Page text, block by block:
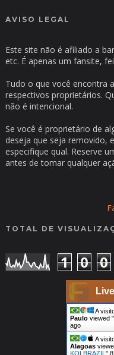
AVISO LEGAL
Este site não é afiliado a
etc. É apenas um fansite,
Tudo o que você encontra
respectivos proprietários.
não é intencional.
Se você é proprietário de
deseja que seja removido,
especifique qual. Reserve
antes de tomar qualquer
TOTAL DE
1 0 0
A
Paulo viewed "
ago
A
Alagoas
KOLBRAZIL"